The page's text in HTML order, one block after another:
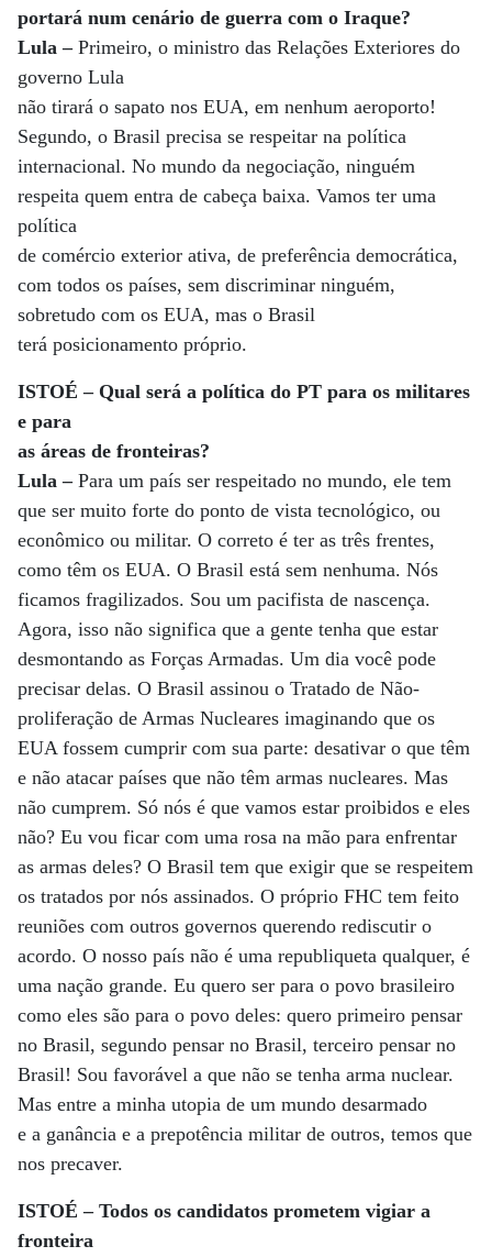
portará num cenário de guerra com o Iraque?
Lula –Primeiro, o ministro das Relações Exteriores do
governo Lula
não tirará o sapato nos EUA, em nenhum aeroporto!
Segundo, o Brasil precisa se respeitar na política
internacional. No mundo da negociação, ninguém
respeita quem entra de cabeça baixa. Vamos ter uma
política
de comércio exterior ativa, de preferência democrática,
com todos os países, sem discriminar ninguém,
sobretudo com os EUA, mas o Brasil
terá posicionamento próprio.
ISTOÉ – Qual será a política do PT para os militares
e para
as áreas de fronteiras?
Lula –Para um país ser respeitado no mundo, ele tem
que ser muito forte do ponto de vista tecnológico, ou
econômico ou militar. O correto é ter as três frentes,
como têm os EUA. O Brasil está sem nenhuma. Nós
ficamos fragilizados. Sou um pacifista de nascença.
Agora, isso não significa que a gente tenha que estar
desmontando as Forças Armadas. Um dia você pode
precisar delas. O Brasil assinou o Tratado de Não-
proliferação de Armas Nucleares imaginando que os
EUA fossem cumprir com sua parte: desativar o que têm
e não atacar países que não têm armas nucleares. Mas
não cumprem. Só nós é que vamos estar proibidos e eles
não? Eu vou ficar com uma rosa na mão para enfrentar
as armas deles? O Brasil tem que exigir que se respeitem
os tratados por nós assinados. O próprio FHC tem feito
reuniões com outros governos querendo rediscutir o
acordo. O nosso país não é uma republiqueta qualquer, é
uma nação grande. Eu quero ser para o povo brasileiro
como eles são para o povo deles: quero primeiro pensar
no Brasil, segundo pensar no Brasil, terceiro pensar no
Brasil! Sou favorável a que não se tenha arma nuclear.
Mas entre a minha utopia de um mundo desarmado
e a ganância e a prepotência militar de outros, temos que
nos precaver.
ISTOÉ – Todos os candidatos prometem vigiar a
fronteira